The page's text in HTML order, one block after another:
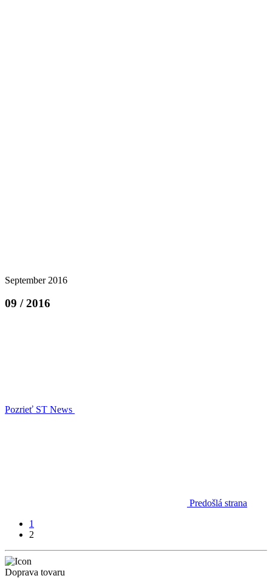
September 2016
09 / 2016
Pozrieť ST News
Predošlá strana
1
2
Doprava tovaru